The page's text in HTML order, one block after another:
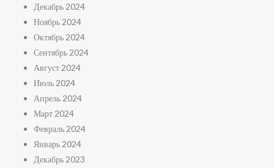
Декабрь 2024
Ноябрь 2024
Октябрь 2024
Сентябрь 2024
Август 2024
Июль 2024
Апрель 2024
Март 2024
Февраль 2024
Январь 2024
Декабрь 2023